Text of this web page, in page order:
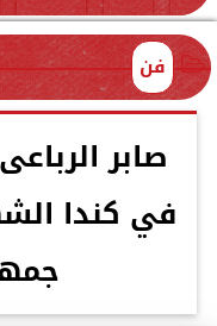
فن
صابر
في كندا